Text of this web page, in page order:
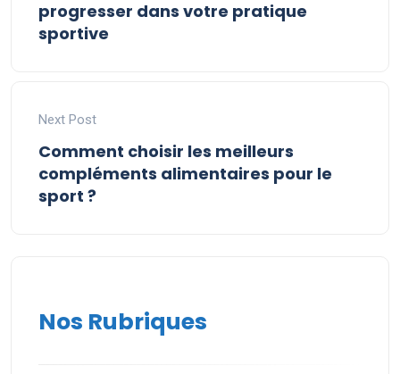
progresser dans votre pratique
sportive
Next Post
Comment choisir les meilleurs
compléments alimentaires pour le
sport ?
Nos Rubriques